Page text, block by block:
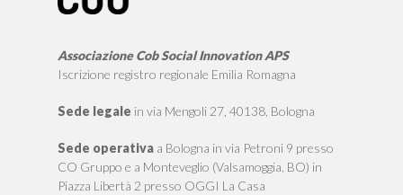
Associazione Cob Social Innovation APS
Iscrizione registro regionale Emilia Romagna
Sede legale in via Mengoli 27, 40138, Bologna
Sede operativa a Bologna in via Petroni 9 presso
CO Gruppo e a Monteveglio (Valsamoggia, BO) in
Piazza Libertà 2 presso OGGI La Casa